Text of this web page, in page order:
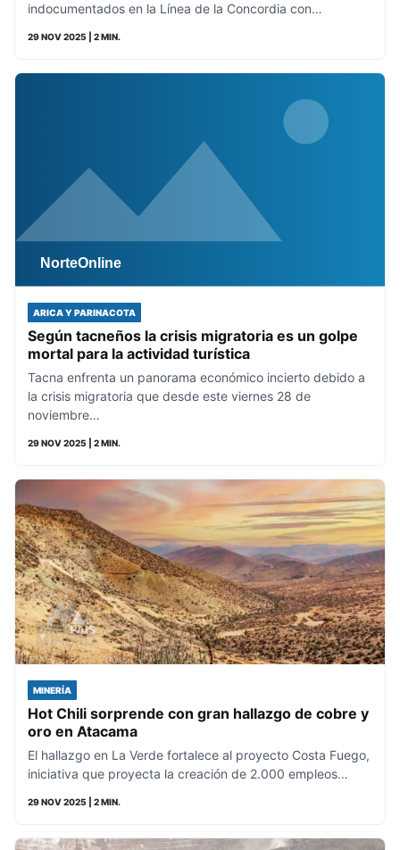
indocumentados en la Línea de la Concordia con…
29 NOV 2025 | 2 MIN.
ARICA Y PARINACOTA
Según tacneños la crisis migratoria es un golpe
mortal para la actividad turística
Tacna enfrenta un panorama económico incierto debido a
la crisis migratoria que desde este viernes 28 de
noviembre…
29 NOV 2025 | 2 MIN.
MINERÍA
Hot Chili sorprende con gran hallazgo de cobre y
oro en Atacama
El hallazgo en La Verde fortalece al proyecto Costa Fuego,
iniciativa que proyecta la creación de 2.000 empleos…
29 NOV 2025 | 2 MIN.